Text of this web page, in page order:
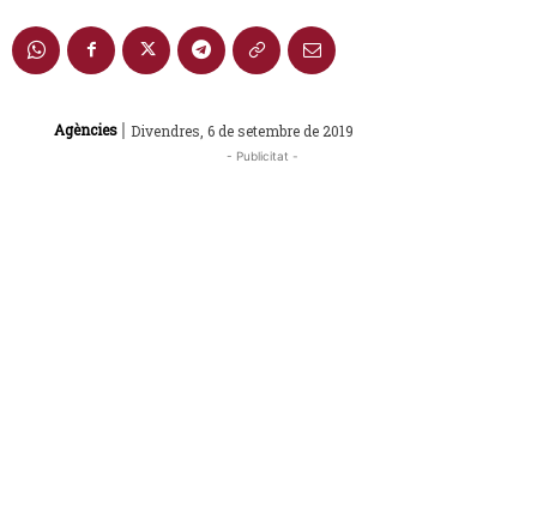
Agències | Divendres, 6 de setembre de 2019
- Publicitat -